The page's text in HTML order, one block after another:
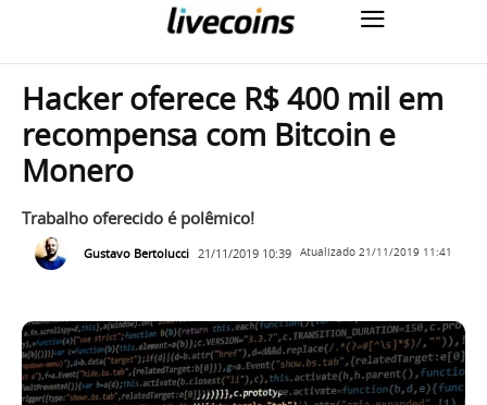
Hacker oferece R$ 400 mil em
recompensa com Bitcoin e
Monero
Trabalho oferecido é polêmico!
Gustavo Bertolucci 21/11/2019 10:39 Atualizado 21/11/2019 11:41